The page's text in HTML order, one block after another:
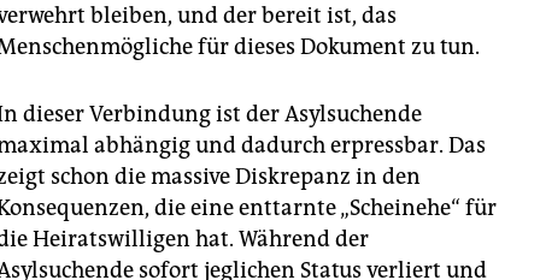
bleiben, und der bereit ist, das
für dieses Dokument zu tun.
dieser Verbindung ist der Asylsuchende
abhängig und dadurch erpressbar. Das
schon die massive Diskrepanz in den
die eine enttarnte „Scheinehe“ für
Heiratswilligen hat. Während der
sofort jeglichen Status verliert und